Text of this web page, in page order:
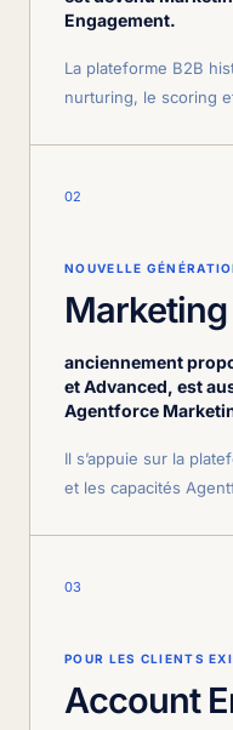
Engagement.
La plateforme B2B
nurturing, le scoring
02
NOUVELLE
anciennement
et Advanced, est
Agentforce
Il s’appuie sur la
et les capacités
03
POUR LES CLIENTS
Account